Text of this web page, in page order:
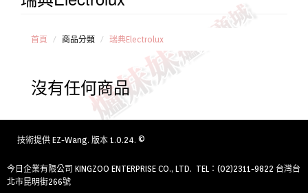
Electrolux
喜特麗
首頁 商品分類 瑞典Electrolux
沒有任何商品
技術提供 EZ-Wang. 版本 1.0.24. ©
今日企業有限公司 KINGZOO ENTERPRISE CO., LTD. TEL：(02)2311-9822 台灣台
北市昆明街266號